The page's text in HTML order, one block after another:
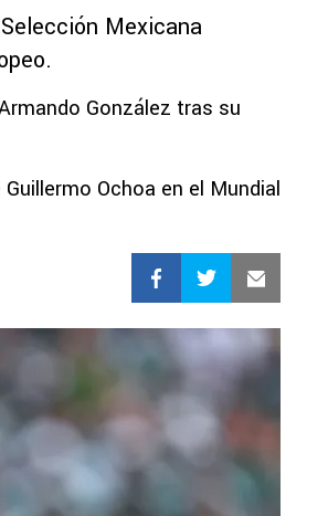
Mexicana
González tras su
Ochoa en el Mundial